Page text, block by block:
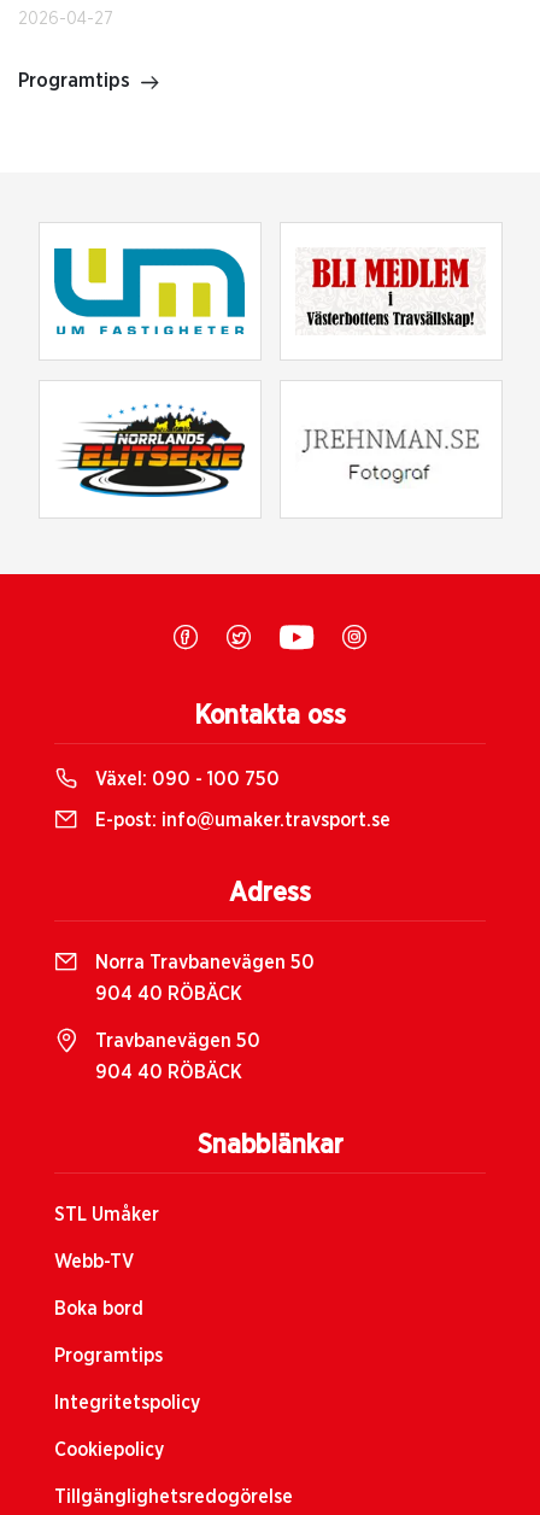
2026-04-27
Programtips
Snabblänkar
STL Umåker
Webb-TV
Boka bord
Programtips
Integritetspolicy
Cookiepolicy
Tillgänglighetsredogörelse
Kontakta oss
Växel: 090 - 100 750
E-post: info@umaker.travsport.se
Adress
Norra Travbanevägen 50
904 40 RÖBÄCK
Travbanevägen 50
904 40 RÖBÄCK